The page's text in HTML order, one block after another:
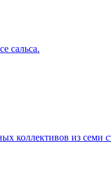
сальса.
коллективов из